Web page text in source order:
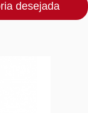
desejada